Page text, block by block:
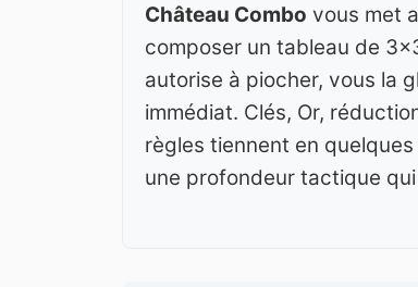
Château Combo vous met
composer un tableau de
autorise à piocher, vous la
immédiat. Clés, Or,
règles tiennent en
une profondeur tactique